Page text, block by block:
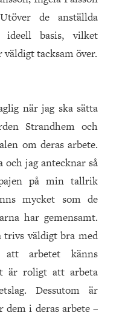
de anställda
basis, vilket
väldigt tacksam över.
när jag ska sätta
Strandhem och
om deras arbete.
jag antecknar så
på min tallrik
mycket som de
har gemensamt.
väldigt bra med
arbetet känns
är roligt att arbeta
Dessutom är
i deras arbete –